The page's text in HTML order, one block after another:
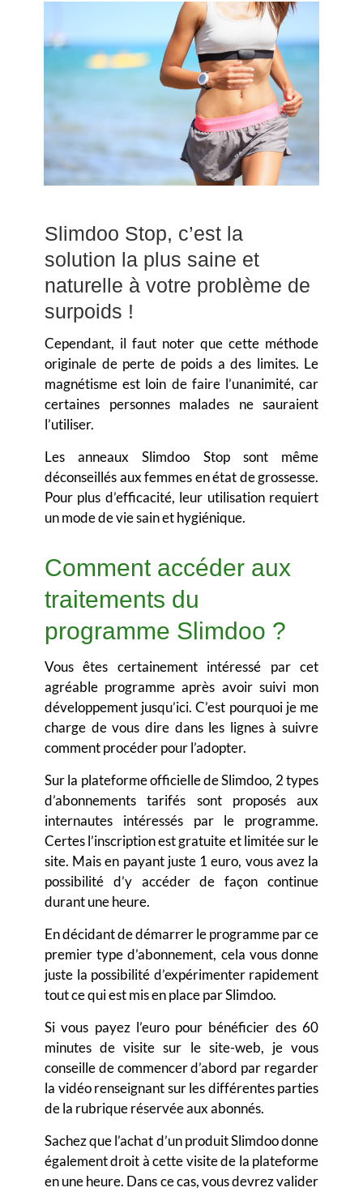
Slimdoo Stop, c’est la
solution la plus saine et
naturelle à votre problème de
surpoids !
Cependant, il faut noter que cette méthode
originale de perte de poids a des limites. Le
magnétisme est loin de faire l’unanimité, car
certaines personnes malades ne sauraient
l’utiliser.
Les anneaux Slimdoo Stop sont même
déconseillés aux femmes en état de grossesse.
Pour plus d’efficacité, leur utilisation requiert
un mode de vie sain et hygiénique.
Comment accéder aux
traitements du
programme Slimdoo ?
Vous êtes certainement intéressé par cet
agréable programme après avoir suivi mon
développement jusqu’ici. C’est pourquoi je me
charge de vous dire dans les lignes à suivre
comment procéder pour l’adopter.
Sur la plateforme officielle de Slimdoo, 2 types
d’abonnements tarifés sont proposés aux
internautes intéressés par le programme.
Certes l’inscription est gratuite et limitée sur le
site. Mais en payant juste 1 euro, vous avez la
possibilité d’y accéder de façon continue
durant une heure.
En décidant de démarrer le programme par ce
premier type d’abonnement, cela vous donne
juste la possibilité d’expérimenter rapidement
tout ce qui est mis en place par Slimdoo.
Si vous payez l’euro pour bénéficier des 60
minutes de visite sur le site-web, je vous
conseille de commencer d’abord par regarder
la vidéo renseignant sur les différentes parties
de la rubrique réservée aux abonnés.
Sachez que l’achat d’un produit Slimdoo donne
également droit à cette visite de la plateforme
en une heure. Dans ce cas, vous devrez valider